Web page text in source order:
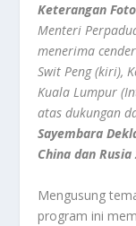
Keterangan
Menteri
menerima
Swit Peng (kiri),
Kuala Lumpur
atas dukungan
Sayembara
China dan Rusia
Mengusung
program ini